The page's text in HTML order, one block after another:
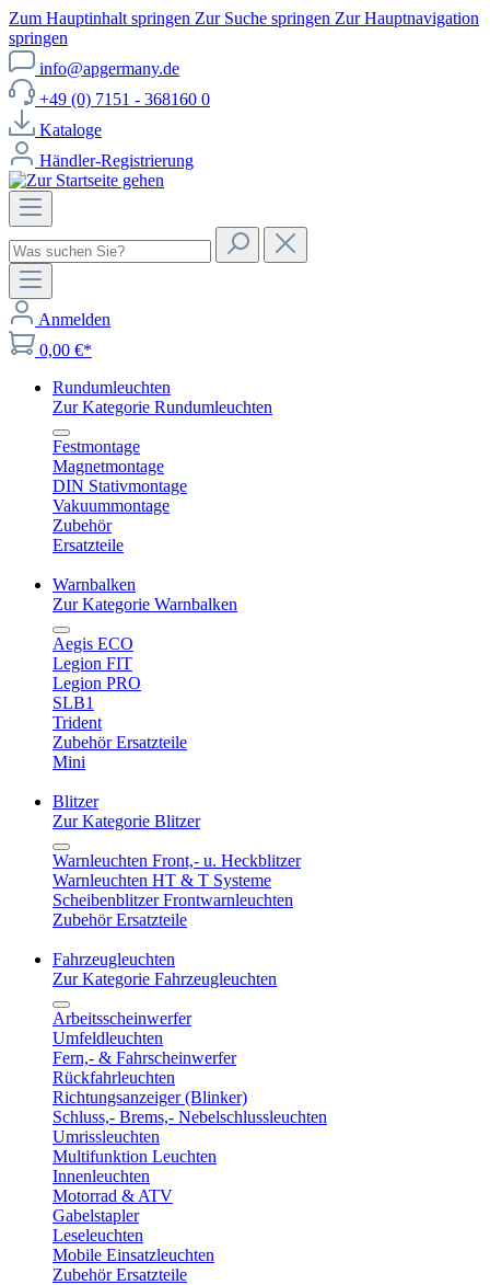
Zum Hauptinhalt springen Zur Suche springen Zur Hauptnavigation
springen
info@apgermany.de
+49 (0) 7151 - 368160 0
Kataloge
Händler-Registrierung
Anmelden
0,00 €*
Rundumleuchten
Zur Kategorie Rundumleuchten
Festmontage
Magnetmontage
DIN Stativmontage
Vakuummontage
Zubehör
Ersatzteile
Warnbalken
Zur Kategorie Warnbalken
Aegis ECO
Legion FIT
Legion PRO
SLB1
Trident
Zubehör Ersatzteile
Mini
Blitzer
Zur Kategorie Blitzer
Warnleuchten Front,- u. Heckblitzer
Warnleuchten HT & T Systeme
Scheibenblitzer Frontwarnleuchten
Zubehör Ersatzteile
Fahrzeugleuchten
Zur Kategorie Fahrzeugleuchten
Arbeitsscheinwerfer
Umfeldleuchten
Fern,- & Fahrscheinwerfer
Rückfahrleuchten
Richtungsanzeiger (Blinker)
Schluss,- Brems,- Nebelschlussleuchten
Umrissleuchten
Multifunktion Leuchten
Innenleuchten
Motorrad & ATV
Gabelstapler
Leseleuchten
Mobile Einsatzleuchten
Zubehör Ersatzteile